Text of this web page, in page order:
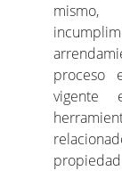
proceso
vigente